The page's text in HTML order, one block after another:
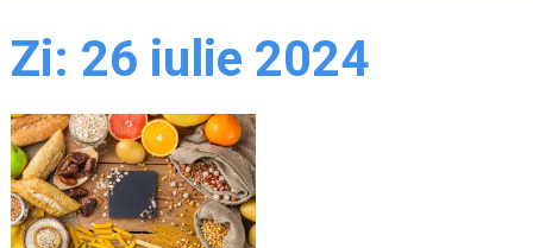
Zi: 26 iulie 2024